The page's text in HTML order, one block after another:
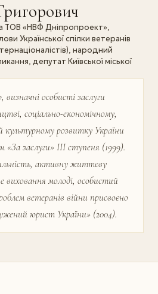
ТОВ «НВФ Дніпропроект»,
Української спілки ветеранів
народний
депутат Київської міської
особисті заслуги
соціально-економічному,
культурному розвитку України
заслуги» ІІІ ступеня (1999).
активну життєву
виховання молоді, особистий
ветеранів війни присвоєно
юрист України» (2004).